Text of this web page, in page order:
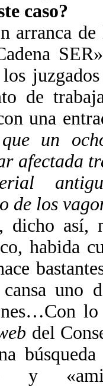
caso?
arranca
de
una
que un
afectada
de los
dicho así,
habida
uno
del
y